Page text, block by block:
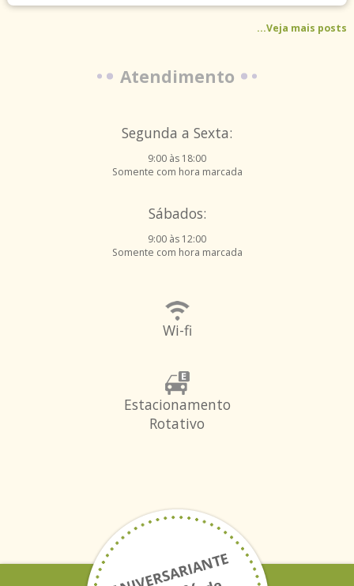
...Veja mais posts
Atendimento
Segunda a Sexta:
9:00 às 18:00
Somente com hora marcada
Sábados:
9:00 às 12:00
Somente com hora marcada
Wi-fi
Estacionamento
Rotativo